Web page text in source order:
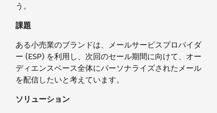
う。
課題
ある小売業のブランドは、メールサービスプロバイダ
ー (ESP) を利用し、次回のセール期間に向けて、オー
ディエンスベース全体にパーソナライズされたメール
を配信したいと考えています。
ソリューション